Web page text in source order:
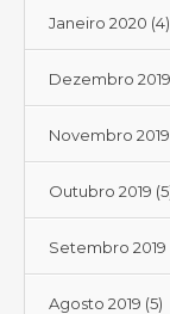
Janeiro 2020 (4)
Dezembro 2019
Novembro 2019
Outubro 2019
Setembro 2019
Agosto 2019 (5)